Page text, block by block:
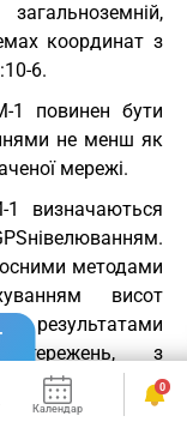
координат з
6.
1 повинен бути
не менш як
мережі.
1 визначаються
методами
висот
з
квадратичну
Календар Сервіси
0